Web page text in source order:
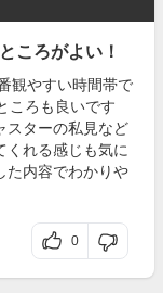
ころがよい！
観やすい時間帯で
ころも良いです
スターの私見など
くれる感じも気に
た内容でわかりや
0